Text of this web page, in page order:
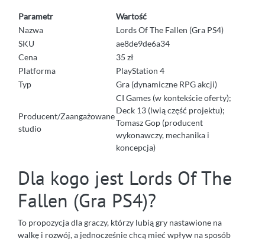
Parametr
Wartość
Nazwa
Lords Of The Fallen (Gra PS4)
SKU
ae8de9de6a34
Cena
35 zł
Platforma
PlayStation 4
Typ
Gra (dynamiczne RPG akcji)
Producent/Zaangażowane
studio
CI Games (w kontekście oferty);
Deck 13 (lwią część projektu);
Tomasz Gop (producent
wykonawczy, mechanika i
koncepcja)
Dla kogo jest Lords Of The
Fallen (Gra PS4)?
To propozycja dla graczy, którzy lubią gry nastawione na
walkę i rozwój, a jednocześnie chcą mieć wpływ na sposób